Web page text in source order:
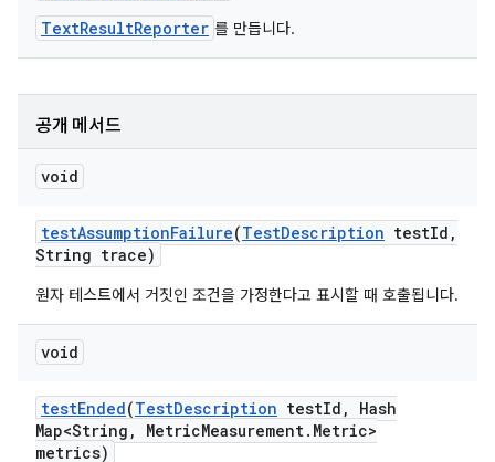
TextResultReporter 를 만듭니다.
공개 메서드
void
testAssumptionFailure(TestDescription testId ,
String trace)
원자 테스트에서 거짓인 조건을 가정한다고 표시할 때 호출됩니다.
void
testEnded(TestDescription testId ,
Hash
Map<String , MetricMeasurement. Metric>
metrics)